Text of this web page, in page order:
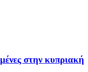
στην κυπριακή